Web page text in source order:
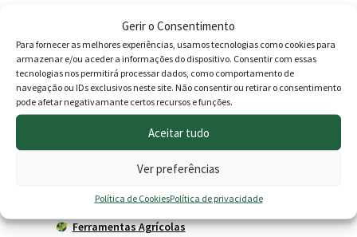
Gerir o Consentimento
Para fornecer as melhores experiências, usamos tecnologias como cookies para
armazenar e/ou aceder a informações do dispositivo. Consentir com essas
tecnologias nos permitirá processar dados, como comportamento de
navegação ou IDs exclusivos neste site. Não consentir ou retirar o consentimento
pode afetar negativamante certos recursos e funções.
Aceitar tudo
Ver preferências
Política de CookiesPolítica de privacidade
Agricultura
Horta
Adubadores
Carros de mão
Ferramentas Agrícolas